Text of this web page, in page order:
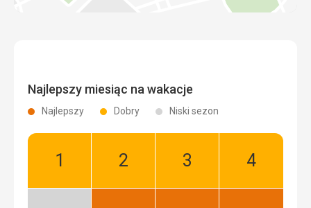
Najlepszy miesiąc na wakacje
Najlepszy Dobry Niski sezon
Styczeń:
Luty:
Marzec:
Kwiecień: